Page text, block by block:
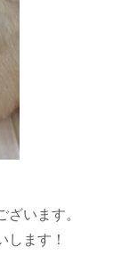
います。
します！